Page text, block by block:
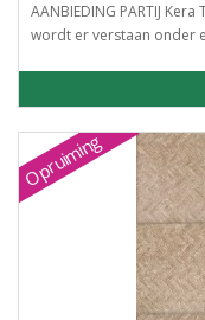
AANBIEDING PARTIJ
wordt er verstaan onder
Opruiming